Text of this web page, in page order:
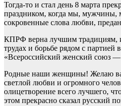
Тогда-то и стал день 8 марта
праздником, когда мы, мужчины,
сокровенные слова любви,
КПРФ верна лучшим традициям,
трудах и борьбе рядом с партией
«Всероссийский женский союз
Родные наши женщины! Желаю
светлой любви и огромного
олицетворение всего лучшего,
этом прекрасно сказал русский